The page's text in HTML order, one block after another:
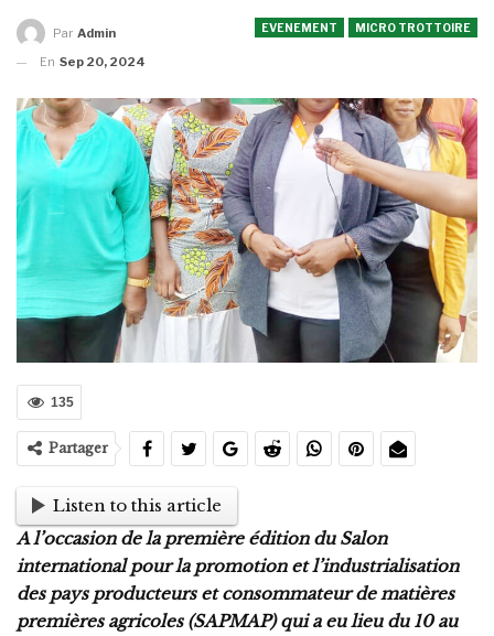
EVENEMENT MICRO TROTTOIRE
Par Admin
En Sep 20, 2024
135
Partager
Listen to this article
A l’occasion de la première édition du Salon
international pour la promotion et l’industrialisation
des pays producteurs et consommateur de matières
premières agricoles (SAPMAP) qui a eu lieu du 10 au